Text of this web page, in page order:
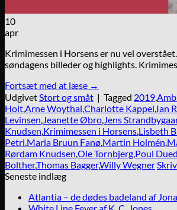
10
apr
Krimimessen i Horsens er nu vel
søndagens billeder og highlights.
Fortsæt med at læse →
UdgivetStort og småt | Tagged 2019,
Holt,Arne Woythal,Charlotte Kappel,Ian
Levinsen,Jeanette Øbro,Jens
Knudsen,Krimimessen i Horsens,Lisbeth
Petri,Maria Bruun Fanø,Martin Holmén,
Rørdam Knudsen,Ole Tornbjerg,Poul
Bolther,Thomas Bagger,Willy Wegner
Seneste indlæg
Atlantia – de dødes badeland af